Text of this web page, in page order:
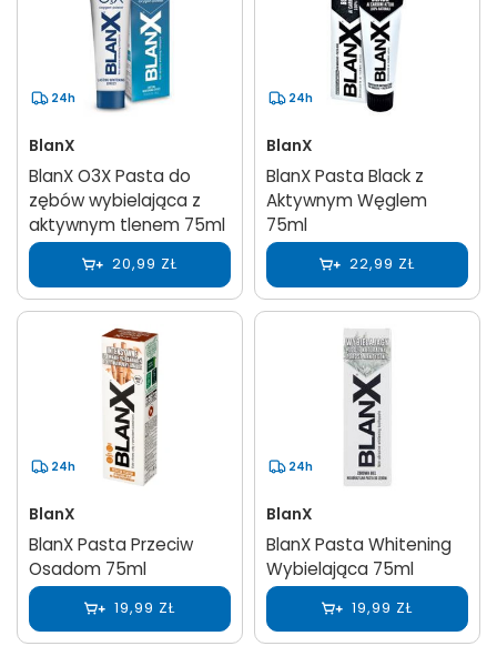
24h
BlanX
BlanX O3X Pasta do
zębów wybielająca z
aktywnym tlenem 75ml
20,99 ZŁ
24h
BlanX
BlanX Pasta Black z
Aktywnym Węglem
75ml
22,99 ZŁ
24h
BlanX
BlanX Pasta Przeciw
Osadom 75ml
19,99 ZŁ
24h
BlanX
BlanX Pasta Whitening
Wybielająca 75ml
19,99 ZŁ